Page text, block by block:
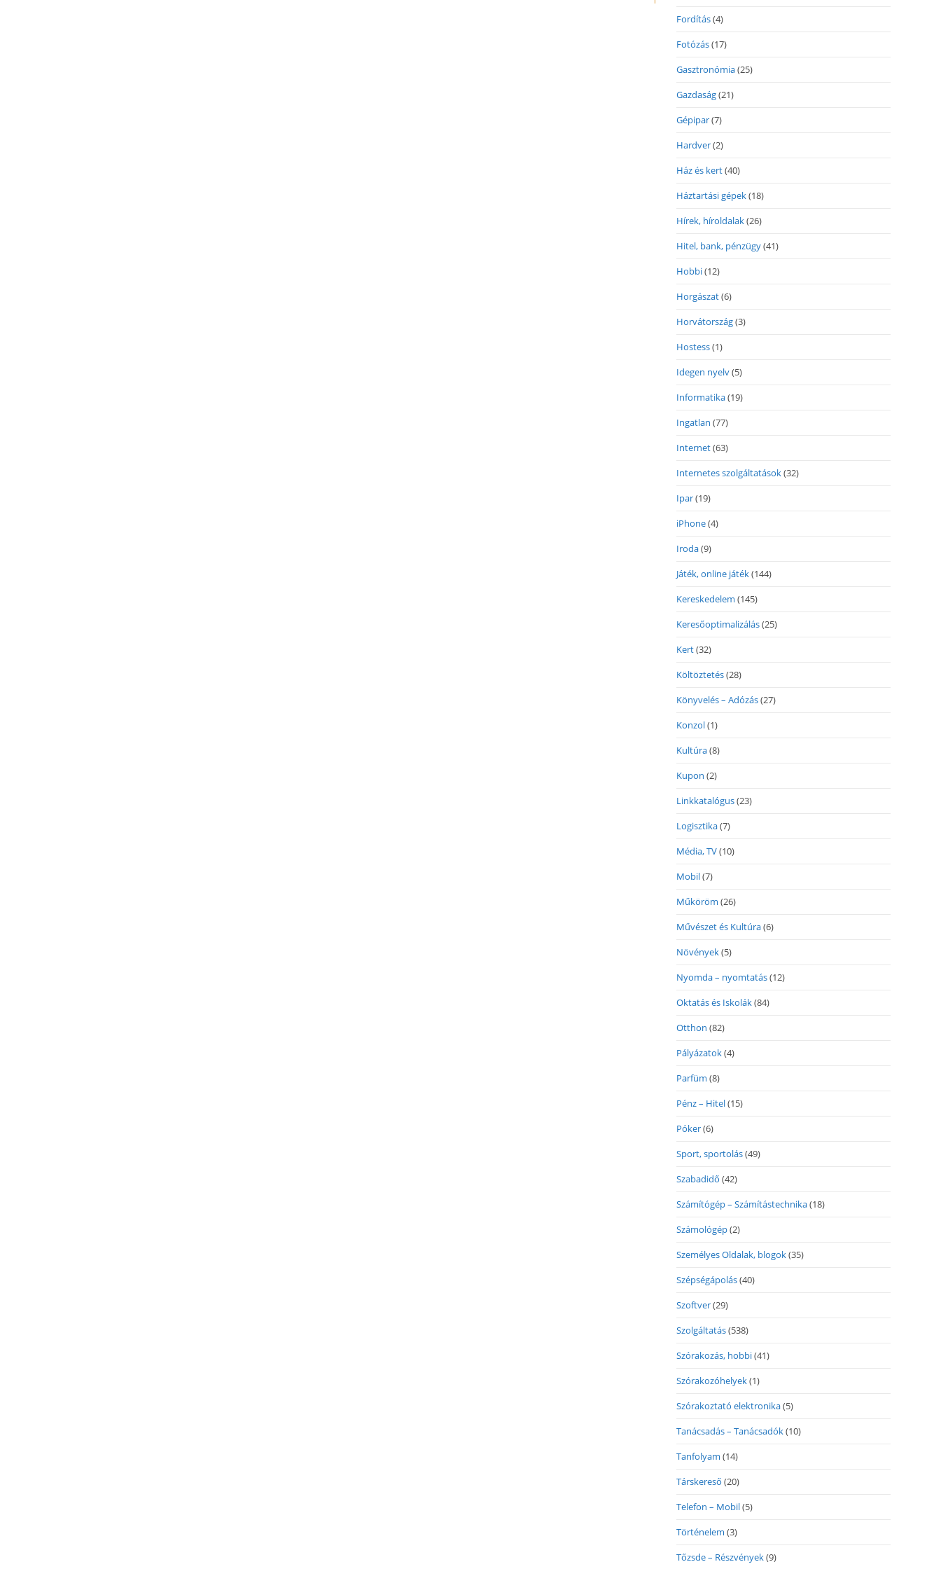
Fordítás(4)
Fotózás(17)
Gasztronómia(25)
Gazdaság(21)
Gépipar(7)
Hardver(2)
Ház és kert(40)
Háztartási gépek(18)
Hírek, híroldalak(26)
Hitel, bank, pénzügy(41)
Hobbi(12)
Horgászat(6)
Horvátország(3)
Hostess(1)
Idegen nyelv(5)
Informatika(19)
Ingatlan (77)
Internet(63)
Internetes szolgáltatások(32)
Ipar(19)
iPhone(4)
Iroda(9)
Játék, online játék(144)
Kereskedelem (145)
Keresőoptimalizálás(25)
Kert(32)
Költöztetés(28)
Könyvelés – Adózás(27)
Konzol(1)
Kultúra(8)
Kupon (2)
Linkkatalógus(23)
Logisztika(7)
Média, TV(10)
Mobil(7)
Műköröm (26)
Művészet és Kultúra(6)
Növények(5)
Nyomda – nyomtatás(12)
Oktatás és Iskolák(84)
Otthon (82)
Pályázatok(4)
Parfüm (8)
Pénz – Hitel(15)
Póker(6)
Sport, sportolás(49)
Szabadidő (42)
Számítógép – Számítástechnika(18)
Számológép(2)
Személyes Oldalak, blogok(35)
Szépségápolás(40)
Szoftver(29)
Szolgáltatás(538)
Szórakozás, hobbi(41)
Szórakozóhelyek(1)
Szórakoztató elektronika(5)
Tanácsadás – Tanácsadók(10)
Tanfolyam (14)
Társkereső (20)
Telefon – Mobil(5)
Történelem (3)
Tőzsde – Részvények(9)